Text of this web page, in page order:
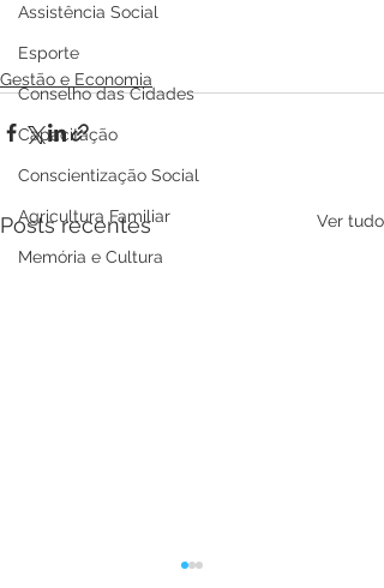
Assistência Social
Esporte
Conselho das Cidades
Capacitação
Conscientização Social
Agricultura Familiar
Memória e Cultura
Gestão e Economia
Posts recentes Ver tudo